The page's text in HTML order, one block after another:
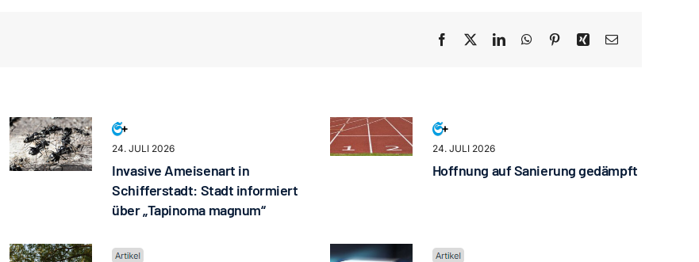
24. JULI 2026
Invasive Ameisenart in
Schifferstadt: Stadt informiert
über „Tapinoma magnum“
24. JULI 2026
Hoffnung auf Sanierung gedämpft